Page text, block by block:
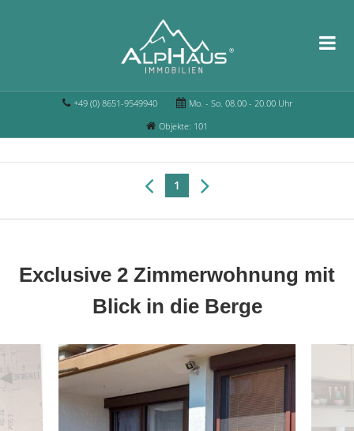
+49 (0) 8651-9549940
Mo. - So. 08.00 - 20.00 Uhr
Objekte: 101
1
Exclusive 2 Zimmerwohnung mit
Blick in die Berge